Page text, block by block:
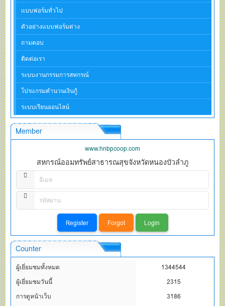
แบบฟอร์มทั่วไป
ตัวอย่างแบบฟอร์มต่าง
ถามตอบ
ติดต่อเรา
ระบบงานกรรมการสหกรณ์
โปรแกรมคำนวนเงินกู้
ระบบเรียนออนไลน์
Member
www.hnbpcoop.com
สหกรณ์ออมทรัพย์สาธารณสุขจังหวัดหนองบัวลำภู
Counter
ผู้เยี่ยมชมทั้งหมด
1344544
ผู้เยี่ยมชมวันนี้
2315
การดูหน้าเว็บ
3186